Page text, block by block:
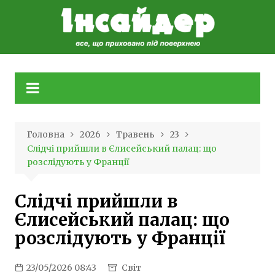
Головна 2026 Травень
23
Слідчі прийшли в Єлисейський палац: що
розслідують у Франції
Слідчі прийшли в
Єлисейський палац: що
розслідують у Франції
23/05/2026 08:43 Світ